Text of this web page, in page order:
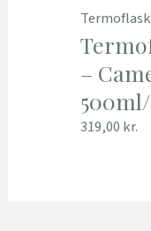
–
319,00 kr.